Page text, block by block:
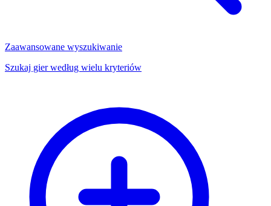
Zaawansowane wyszukiwanie
Szukaj gier według wielu kryteriów